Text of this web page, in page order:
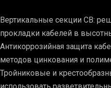
Вертикальные секции СВ:
прокладки кабелей в
Антикоррозийная защита
методов цинкования и
Тройниковые и